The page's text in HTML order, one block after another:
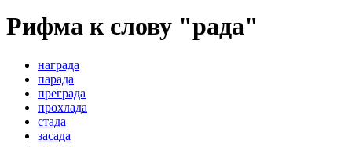
Рифма к слову "рада"
награда
парада
преграда
прохлада
стада
засада